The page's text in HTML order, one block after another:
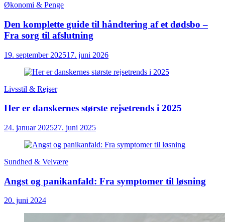
Økonomi & Penge
Den komplette guide til håndtering af et dødsbo –
Fra sorg til afslutning
19. september 202517. juni 2026
Livsstil & Rejser
Her er danskernes største rejsetrends i 2025
24. januar 202527. juni 2025
Sundhed & Velvære
Angst og panikanfald: Fra symptomer til løsning
20. juni 2024